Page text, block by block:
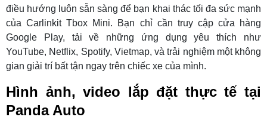
điều hướng luôn sẵn sàng để bạn khai thác tối đa sức mạnh
của Carlinkit Tbox Mini. Bạn chỉ cần truy cập cửa hàng
Google Play, tải về những ứng dụng yêu thích như
YouTube, Netflix, Spotify, Vietmap, và trải nghiệm một không
gian giải trí bất tận ngay trên chiếc xe của mình.
Hình ảnh, video lắp đặt thực tế tại
Panda Auto